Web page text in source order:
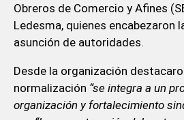
Obreros de Comercio y Afines
Ledesma, quienes encabezaron
asunción de autoridades.
Desde la organización
normalización “se integra a un
organización y fortalecimiento